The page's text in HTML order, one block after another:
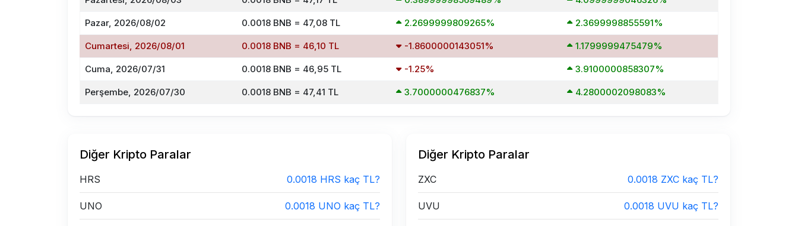
Pazar, 2026/08/02 0.0018 BNB = 47,08 TL 2.2699999809265% 2.3699998855591%
Cumartesi, 2026/08/01 0.0018 BNB = 46,10 TL -1.8600000143051% 1.1799999475479%
Cuma, 2026/07/31 0.0018 BNB = 46,95 TL -1.25% 3.9100000858307%
Perşembe, 2026/07/30 0.0018 BNB = 47,41 TL 3.7000000476837% 4.2800002098083%
Diğer Kripto Paralar
HRS 0.0018 HRS kaç TL?
UNO 0.0018 UNO kaç TL?
Diğer Kripto Paralar
ZXC 0.0018 ZXC kaç TL?
UVU 0.0018 UVU kaç TL?